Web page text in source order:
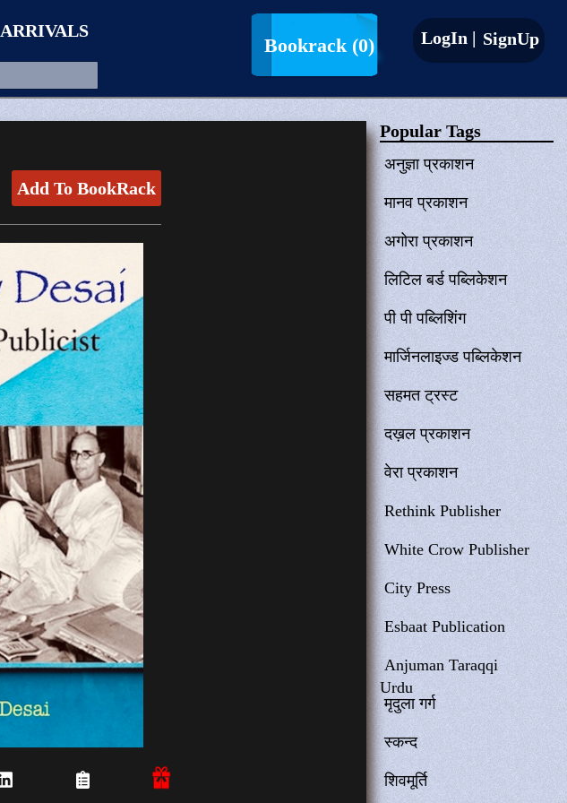
ARRIVALS
Bookrack (0) LogIn | SignUp
Add To BookRack
Popular Tags
अनुज्ञा प्रकाशन
मानव प्रकाशन
अगोरा प्रकाशन
लिटिल बर्ड पब्लिकेशन
पी पी पब्लिशिंग
मार्जिनलाइज्ड पब्लिकेशन
सहमत ट्रस्ट
दख़ल प्रकाशन
वेरा प्रकाशन
Rethink Publisher
White Crow Publisher
City Press
Esbaat Publication
Anjuman Taraqqi
Urdu
मृदुला गर्ग
स्कन्द
शिवमूर्ति